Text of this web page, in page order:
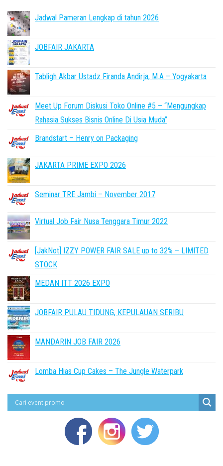
Jadwal Pameran Lengkap di tahun 2026
JOBFAIR JAKARTA
Tabligh Akbar Ustadz Firanda Andirja, M.A – Yogyakarta
Meet Up Forum Diskusi Toko Online #5 – “Mengungkap
Rahasia Sukses Bisnis Online Di Usia Muda”
Brandstart – Henry on Packaging
JAKARTA PRIME EXPO 2026
Seminar TRE Jambi – November 2017
Virtual Job Fair Nusa Tenggara Timur 2022
[JakNot] IZZY POWER FAIR SALE up to 32% – LIMITED
STOCK
MEDAN ITT 2026 EXPO
JOBFAIR PULAU TIDUNG, KEPULAUAN SERIBU
MANDARIN JOB FAIR 2026
Lomba Hias Cup Cakes – The Jungle Waterpark